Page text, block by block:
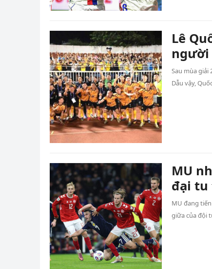
Lê
người
Sau mùa giải
Dẫu vậy,
MU
đại tu
MU đang
giữa của đội